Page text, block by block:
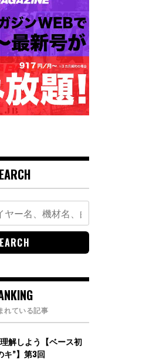
れている記事
解しよう【ベース初
キ”】第3回